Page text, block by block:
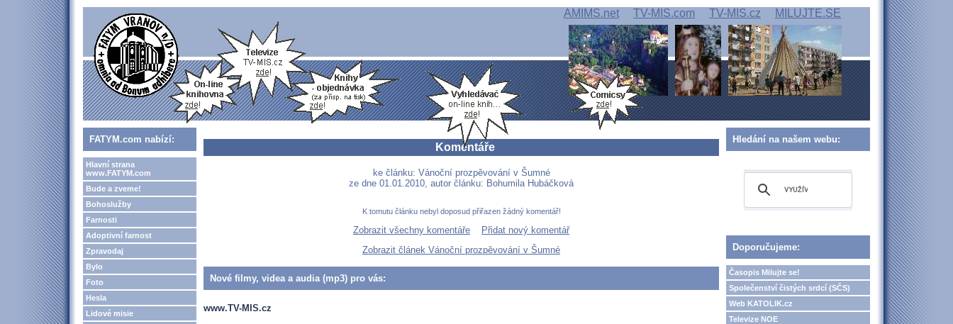
AMIMS.net TV-MIS.com TV-MIS.cz MILUJTE.SE
FATYM.com nabízí:
Hlavní strana
www.FATYM.com
Bude a zveme!
Bohoslužby
Farnosti
Adoptivní farnost
Zpravodaj
Bylo
Foto
Hesla
Lidové misie
Komentáře
ke článku: Vánoční prozpěvování v Šumné
ze dne 01.01.2010, autor článku: Bohumila Hubáčková
K tomutu článku nebyl doposud přiřazen žádný komentář!
Zobrazit všechny komentáře
Přidat nový komentář
Zobrazit článek Vánoční prozpěvování v Šumné
Nové filmy, videa a audia (mp3) pro vás:
www.TV-MIS.cz
Hledání na našem webu:
Doporučujeme:
Časopis Milujte se!
Společenství čistých srdcí (SČS)
Web KATOLIK.cz
Televize NOE